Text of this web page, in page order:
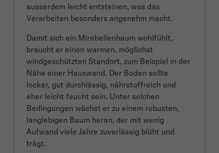
ausserdem leicht entsteinen, was das
Verarbeiten besonders angenehm macht.
Damit sich ein Mirabellenbaum wohlfühlt,
braucht er einen warmen, möglichst
windgeschützten Standort, zum Beispiel in der
Nähe einer Hauswand. Der Boden sollte
locker, gut durchlässig, nährstoffreich und
eher leicht feucht sein. Unter solchen
Bedingungen wächst er zu einem robusten,
langlebigen Baum heran, der mit wenig
Aufwand viele Jahre zuverlässig blüht und
trägt.